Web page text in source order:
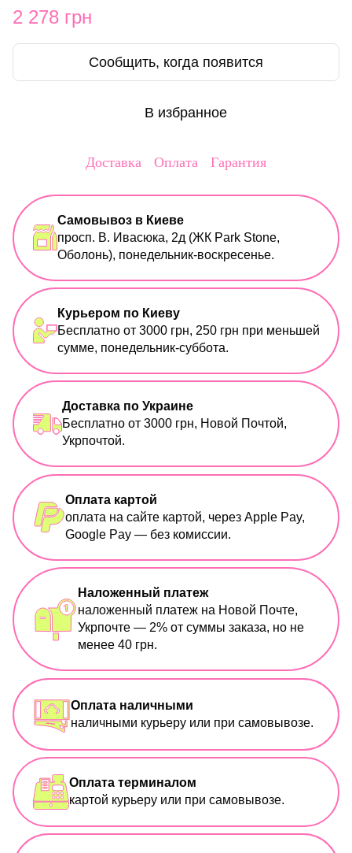
2 278 грн
Сообщить, когда появится
В избранное
Доставка Оплата Гарантия
Самовывоз в Киеве
просп. В. Ивасюка, 2д (ЖК Park Stone,
Оболонь), понедельник-воскресенье.
Курьером по Киеву
Бесплатно от 3000 грн, 250 грн при меньшей
сумме, понедельник-суббота.
Доставка по Украине
Бесплатно от 3000 грн, Новой Почтой,
Укрпочтой.
Оплата картой
оплата на сайте картой, через Apple Pay,
Google Pay — без комиссии.
Наложенный платеж
наложенный платеж на Новой Почте,
Укрпочте — 2% от суммы заказа, но не
менее 40 грн.
Оплата наличными
наличными курьеру или при самовывозе.
Оплата терминалом
картой курьеру или при самовывозе.